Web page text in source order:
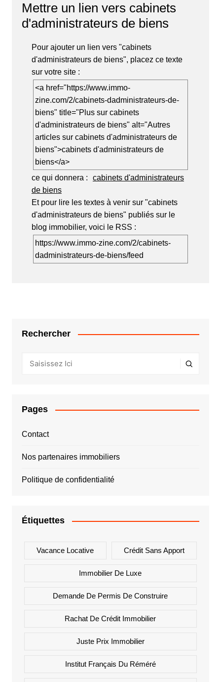
Mettre un lien vers cabinets
d'administrateurs de biens
Pour ajouter un lien vers "cabinets
d'administrateurs de biens", placez ce texte
sur votre site :
<a href="https://www.immo-
zine.com/2/cabinets-dadministrateurs-de-
biens" title="Plus sur cabinets
d'administrateurs de biens" alt="Autres
articles sur cabinets d'administrateurs de
biens">cabinets d'administrateurs de
biens</a>
ce qui donnera :
cabinets d'administrateurs
de biens
Et pour lire les textes à venir sur "cabinets
d'administrateurs de biens" publiés sur le
blog immobilier, voici le RSS :
https://www.immo-zine.com/2/cabinets-
dadministrateurs-de-biens/feed
Rechercher
Pages
Contact
Nos partenaires immobiliers
Politique de confidentialité
Étiquettes
Vacance Locative Crédit Sans Apport
Immobilier De Luxe
Demande De Permis De Construire
Rachat De Crédit Immobilier
Juste Prix Immobilier
Institut Français Du Réméré